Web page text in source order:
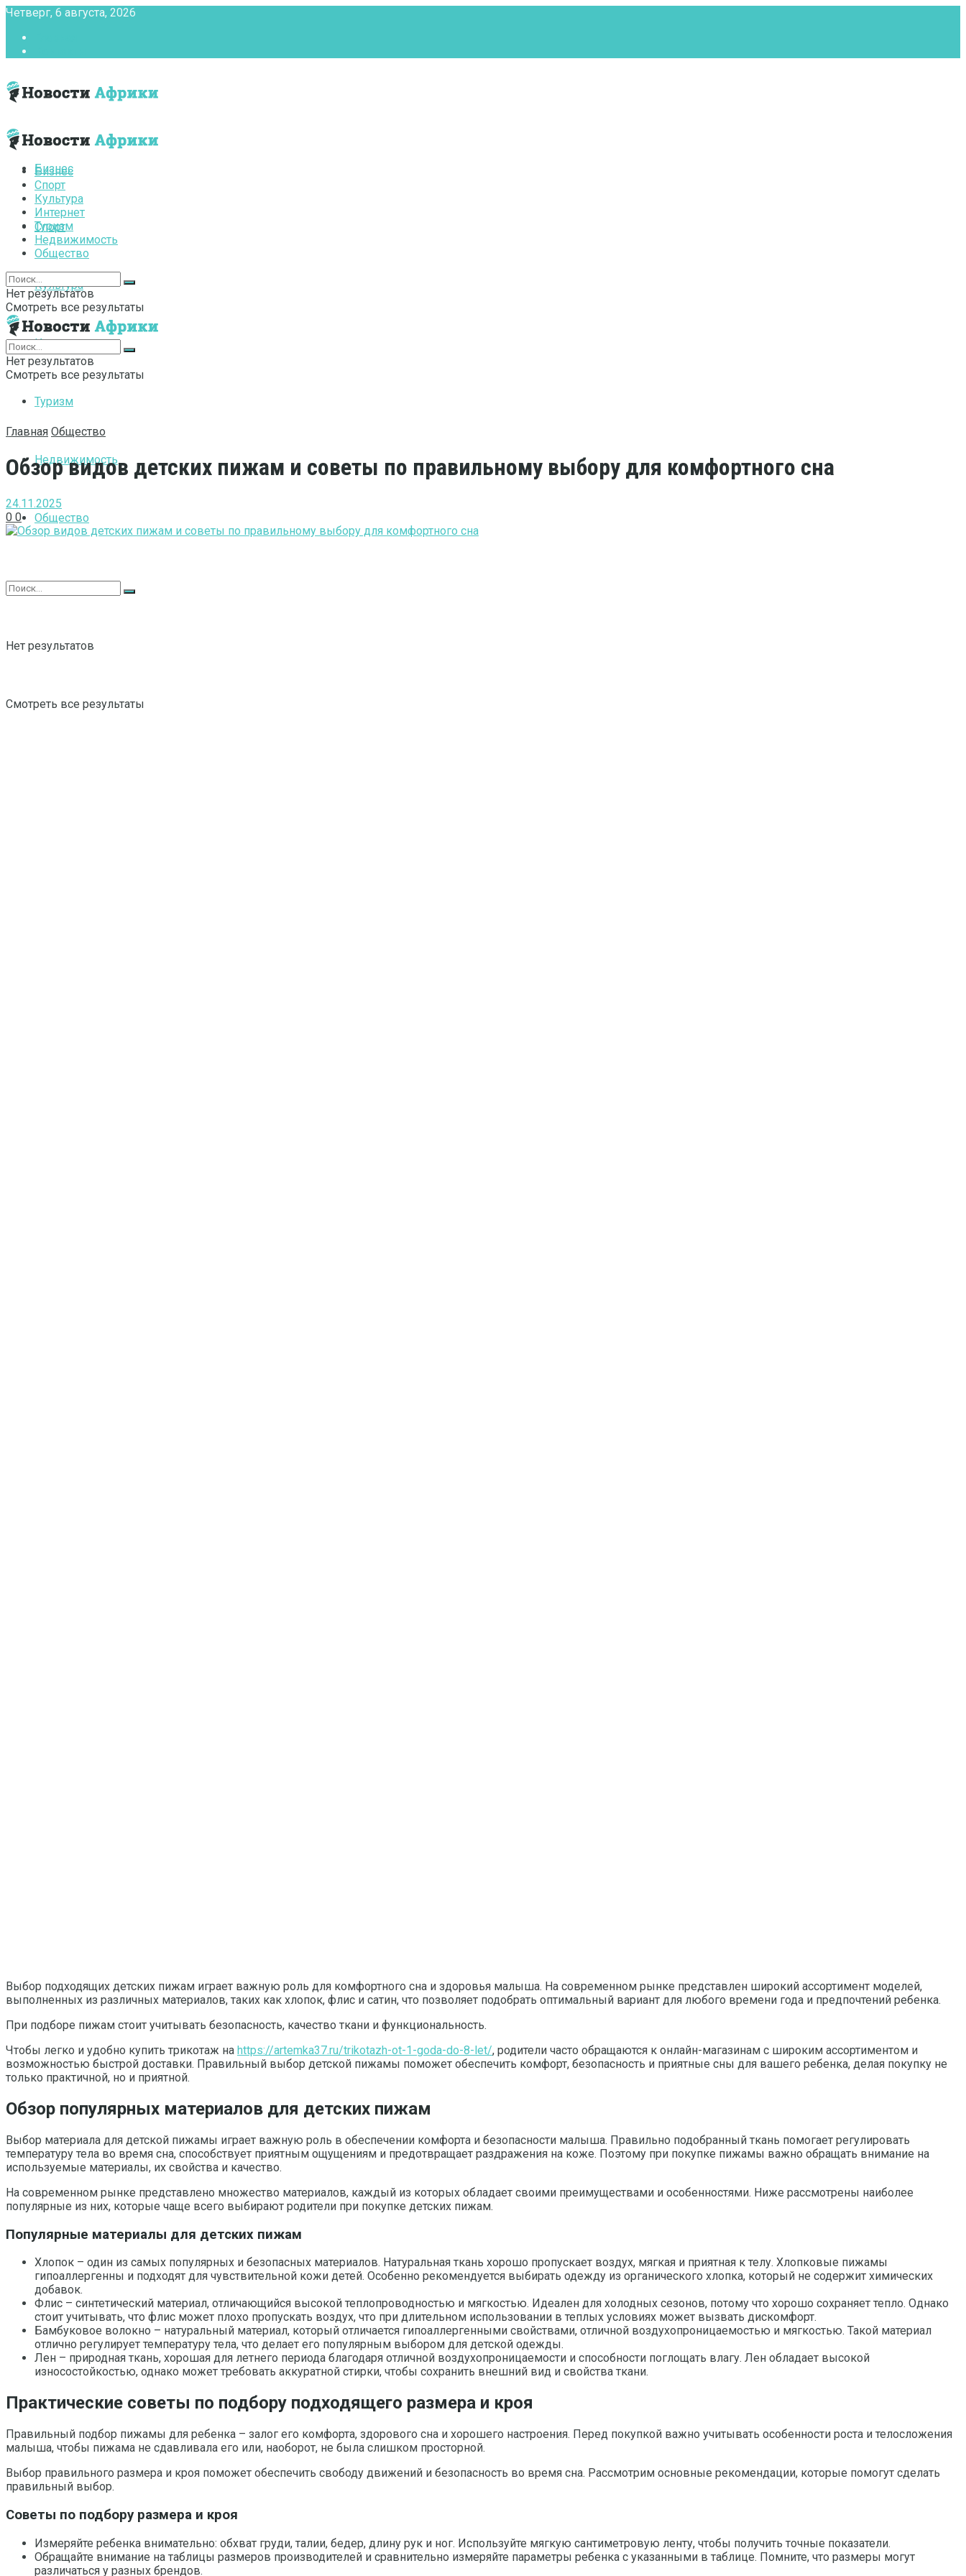
Четверг, 6 августа, 2026
Бизнес
Спорт
Культура
Интернет
Туризм
Недвижимость
Общество
Нет результатов
Смотреть все результаты
Бизнес
Спорт
Культура
Интернет
Туризм
Недвижимость
Общество
Нет результатов
Смотреть все результаты
Нет результатов
Смотреть все результаты
Главная Общество
Обзор видов детских пижам и советы по правильному выбору для комфортного сна
24.11.2025
0 0
Выбор подходящих детских пижам играет важную роль для комфортного сна и здоровья малыша. На современном рынке представлен широкий ассортимент моделей,
выполненных из различных материалов, таких как хлопок, флис и сатин, что позволяет подобрать оптимальный вариант для любого времени года и предпочтений ребенка.
При подборе пижам стоит учитывать безопасность, качество ткани и функциональность.
Чтобы легко и удобно купить трикотаж на https://artemka37.ru/trikotazh-ot-1-goda-do-8-let/, родители часто обращаются к онлайн-магазинам с широким ассортиментом и
возможностью быстрой доставки. Правильный выбор детской пижамы поможет обеспечить комфорт, безопасность и приятные сны для вашего ребенка, делая покупку не
только практичной, но и приятной.
Обзор популярных материалов для детских пижам
Выбор материала для детской пижамы играет важную роль в обеспечении комфорта и безопасности малыша. Правильно подобранный ткань помогает регулировать
температуру тела во время сна, способствует приятным ощущениям и предотвращает раздражения на коже. Поэтому при покупке пижамы важно обращать внимание на
используемые материалы, их свойства и качество.
На современном рынке представлено множество материалов, каждый из которых обладает своими преимуществами и особенностями. Ниже рассмотрены наиболее
популярные из них, которые чаще всего выбирают родители при покупке детских пижам.
Популярные материалы для детских пижам
Хлопок – один из самых популярных и безопасных материалов. Натуральная ткань хорошо пропускает воздух, мягкая и приятная к телу. Хлопковые пижамы
гипоаллергенны и подходят для чувствительной кожи детей. Особенно рекомендуется выбирать одежду из органического хлопка, который не содержит химических
добавок.
Флис – синтетический материал, отличающийся высокой теплопроводностью и мягкостью. Идеален для холодных сезонов, потому что хорошо сохраняет тепло. Однако
стоит учитывать, что флис может плохо пропускать воздух, что при длительном использовании в теплых условиях может вызвать дискомфорт.
Бамбуковое волокно – натуральный материал, который отличается гипоаллергенными свойствами, отличной воздухопроницаемостью и мягкостью. Такой материал
отлично регулирует температуру тела, что делает его популярным выбором для детской одежды.
Лен – природная ткань, хорошая для летнего периода благодаря отличной воздухопроницаемости и способности поглощать влагу. Лен обладает высокой
износостойкостью, однако может требовать аккуратной стирки, чтобы сохранить внешний вид и свойства ткани.
Практические советы по подбору подходящего размера и кроя
Правильный подбор пижамы для ребенка – залог его комфорта, здорового сна и хорошего настроения. Перед покупкой важно учитывать особенности роста и телосложения
малыша, чтобы пижама не сдавливала его или, наоборот, не была слишком просторной.
Выбор правильного размера и кроя поможет обеспечить свободу движений и безопасность во время сна. Рассмотрим основные рекомендации, которые помогут сделать
правильный выбор.
Советы по подбору размера и кроя
Измеряйте ребенка внимательно: обхват груди, талии, бедер, длину рук и ног. Используйте мягкую сантиметровую ленту, чтобы получить точные показатели.
Обращайте внимание на таблицы размеров производителей и сравнительно измеряйте параметры ребенка с указанными в таблице. Помните, что размеры могут
различаться у разных брендов.